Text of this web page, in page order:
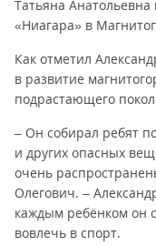
Татьяна
«Ниагара» в
Как отметил
в развитие
подрастающего
– Он собирал ребят
и других опасных
очень
Олегович. –
каждым ребёнком он
вовлечь в спорт.